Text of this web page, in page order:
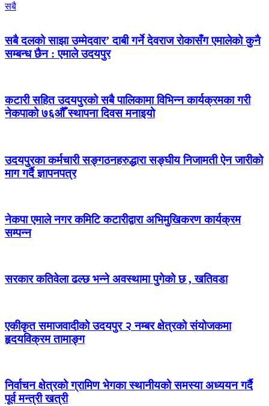
सबै
सबै दलको साझा उम्मेदवार’ दाबी गर्ने देवराज रोकासँग एमालेको कुनै
सम्बन्ध छैन : एमाले उदयपुर
कटारी सहित उदयपुरको सबै पालिकामा विभिन्न कार्यक्रमका गरी
नेकपाको ७६औँ स्थापना दिवस मनाइयो
उदयपुरका कर्मचारी सङ्गठनहरुद्धारा सङ्घीय निजामती ऐन जारीको
माग गर्दै ज्ञापनपत्र
नेकपा एमाले नगर कमिटि कटारीद्वारा अभिमुखिकरण कार्यक्रम
सम्पन्न
सरकार कतिवेला ढल्छ भन्ने अवस्थामा पुगेको छ , खतिवडा
एकीकृत समाजवादीको उदयपुर २ नम्बर क्षेत्रको संयोजकमा
हृदयविक्रम तामाङ्ग
निर्वाचन क्षेत्रको ग्रामिण भेगका स्थानीयको समस्या अध्ययन गर्दै
पूर्व मन्त्री खत्री